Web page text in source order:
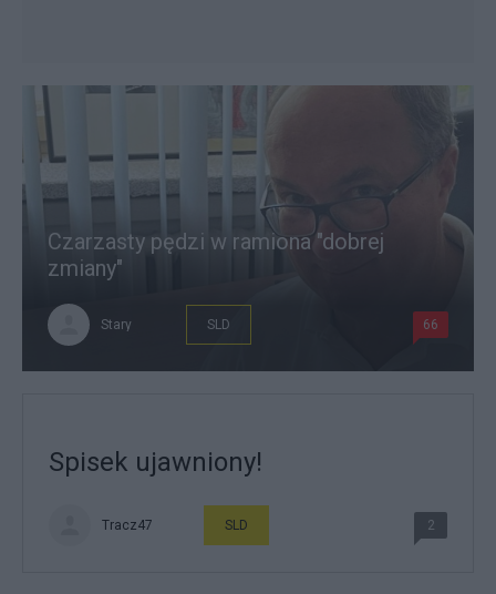
Czarzasty pędzi w ramiona "dobrej
zmiany"
Stary SLD 66
Spisek ujawniony!
Tracz47 SLD 2